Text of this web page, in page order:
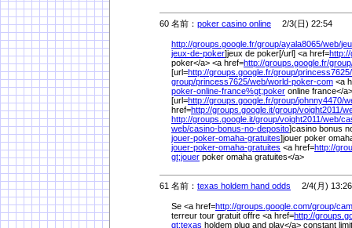
60 名前： poker casino online 2/3(日) 22:54
http://groups.google.fr/group/ayala8065/web/
jeux-de-poker]jeux de poker[/url] <a href=
poker</a> <a href=http://groups.google.fr/
[url=http://groups.google.fr/group/princess7625/
group/princess7625/web/world-poker-com <a
poker-online-france%gt;poker online france</
[url=http://groups.google.fr/group/johnny4470/
href=http://groups.google.it/group/voight2011/
http://groups.google.it/group/voight2011/web/
web/casino-bonus-no-deposito]casino bonus
jouer-poker-omaha-gratuites]jouer poker
jouer-poker-omaha-gratuites <a href=http://
gt;jouer poker omaha gratuites</a>
61 名前： texas holdem hand odds 2/4(月) 13:26
Se <a href=http://groups.google.com/group/
terreur tour gratuit offre <a href=http://
gt;texas holdem plug and play</a> constant